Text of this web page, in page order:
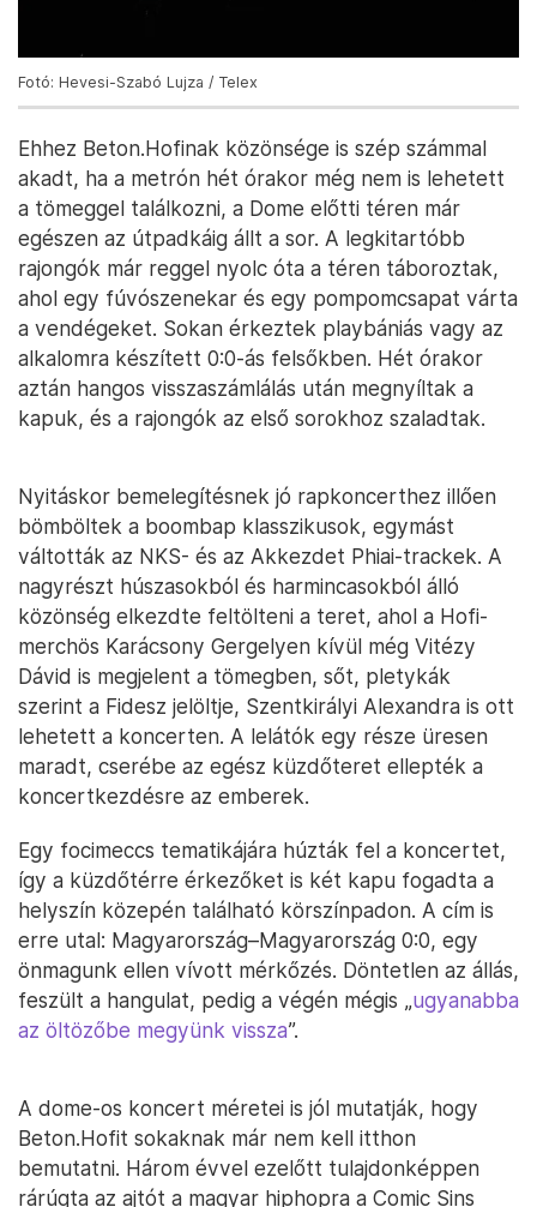
Fotó: Hevesi-Szabó Lujza / Telex
Ehhez Beton.Hofinak közönsége is szép számmal
akadt, ha a metrón hét órakor még nem is lehetett
a tömeggel találkozni, a Dome előtti téren már
egészen az útpadkáig állt a sor. A legkitartóbb
rajongók már reggel nyolc óta a téren táboroztak,
ahol egy fúvószenekar és egy pompomcsapat várta
a vendégeket. Sokan érkeztek playbániás vagy az
alkalomra készített 0:0-ás felsőkben. Hét órakor
aztán hangos visszaszámlálás után megnyíltak a
kapuk, és a rajongók az első sorokhoz szaladtak.
Nyitáskor bemelegítésnek jó rapkoncerthez illően
bömböltek a boombap klasszikusok, egymást
váltották az NKS- és az Akkezdet Phiai-trackek. A
nagyrészt húszasokból és harmincasokból álló
közönség elkezdte feltölteni a teret, ahol a Hofi-
merchös Karácsony Gergelyen kívül még Vitézy
Dávid is megjelent a tömegben, sőt, pletykák
szerint a Fidesz jelöltje, Szentkirályi Alexandra is ott
lehetett a koncerten. A lelátók egy része üresen
maradt, cserébe az egész küzdőteret ellepték a
koncertkezdésre az emberek.
Egy focimeccs tematikájára húzták fel a koncertet,
így a küzdőtérre érkezőket is két kapu fogadta a
helyszín közepén található körszínpadon. A cím is
erre utal: Magyarország–Magyarország 0:0, egy
önmagunk ellen vívott mérkőzés. Döntetlen az állás,
feszült a hangulat, pedig a végén mégis „ugyanabba
az öltözőbe megyünk vissza”.
A dome-os koncert méretei is jól mutatják, hogy
Beton.Hofit sokaknak már nem kell itthon
bemutatni. Három évvel ezelőtt tulajdonképpen
rárúgta az ajtót a magyar hiphopra a Comic Sins